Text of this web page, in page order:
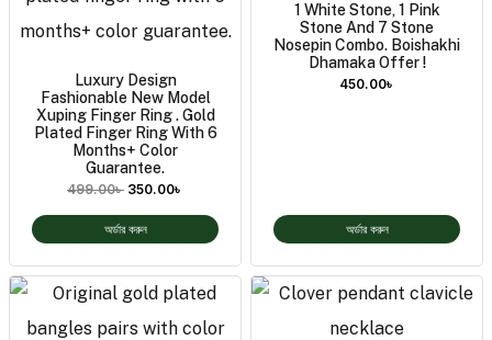
Luxury Design
Fashionable New Model
Xuping Finger Ring . Gold
Plated Finger Ring With 6
Months+ Color
Guarantee.
499.00৳ 350.00৳
অর্ডার করুন
1 White Stone, 1 Pink
Stone And 7 Stone
Nosepin Combo. Boishakhi
Dhamaka Offer !
450.00৳
অর্ডার করুন